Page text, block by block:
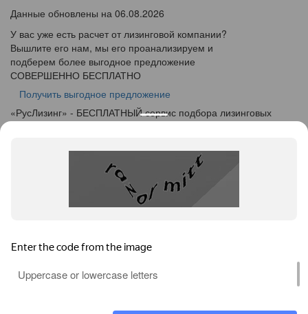
Данные обновлены на 06.08.2026
У вас уже есть расчет от лизинговой компании?
Вышлите его нам, мы его проанализируем и
подберем более выгодное предложение
СОВЕРШЕННО БЕСПЛАТНО
Получить выгодное предложение
«РусЛизинг» - БЕСПЛАТНЫЙ сервис подбора лизинговых
+7 (495) 103-49-76
424000, Республика Марий Эл, г. Йошкар-Ола, ул.
Калькулятор
Кейсы Клиентам
О компании
Контакты